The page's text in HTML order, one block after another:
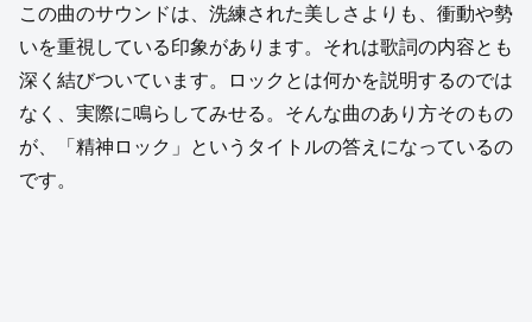
この曲のサウンドは、洗練された美しさよりも、衝動や勢
いを重視している印象があります。それは歌詞の内容とも
深く結びついています。ロックとは何かを説明するのでは
なく、実際に鳴らしてみせる。そんな曲のあり方そのもの
が、「精神ロック」というタイトルの答えになっているの
です。